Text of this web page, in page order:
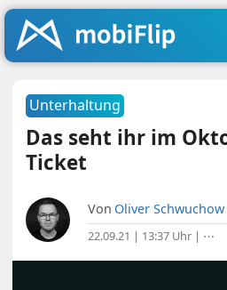
Unterhaltung
Das seht ihr im
Ticket
Von Oliver Schwuchow
22.09.21 | 13:37 Uhr | ⋯